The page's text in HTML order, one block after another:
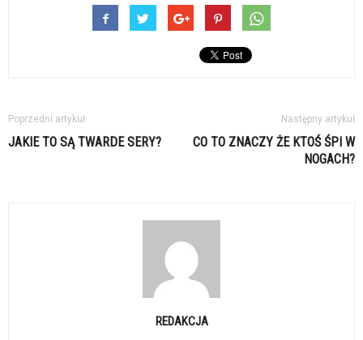
Poprzedni artykuł
JAKIE TO SĄ TWARDE SERY?
Następny artykuł
CO TO ZNACZY ŻE KTOŚ ŚPI W
NOGACH?
REDAKCJA